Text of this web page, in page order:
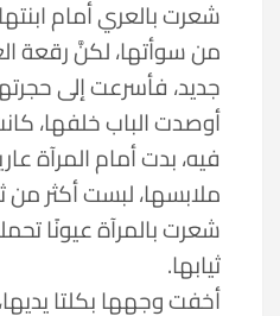
شعرت بالعري أمام
من سوأتها، لكنَّ رقعة
جديد، فأسرعت إلى
أوصدت الباب خلفها،
فيه، بدت أمام المرآة
ملابسها، لبست أكثر من
شعرت بالمرآة عيونًا
ثيابها.
أخفت وجهها بكلتا